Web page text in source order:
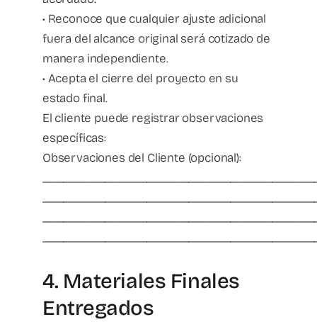
• Reconoce que cualquier ajuste adicional
fuera del alcance original será cotizado de
manera independiente.
• Acepta el cierre del proyecto en su
estado final.
El cliente puede registrar observaciones
específicas:
Observaciones del Cliente (opcional):
4. Materiales Finales
Entregados